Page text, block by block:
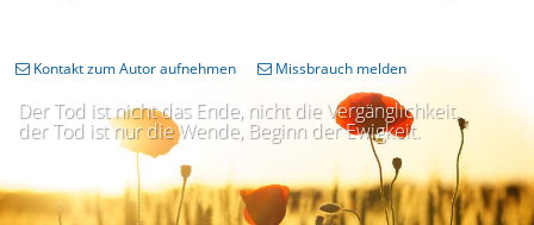
Der Tod ist nicht das Ende, nicht die Vergänglichkeit,
der Tod ist nur die Wende, Beginn der Ewigkeit.
Kontakt zum Autor aufnehmen Missbrauch melden